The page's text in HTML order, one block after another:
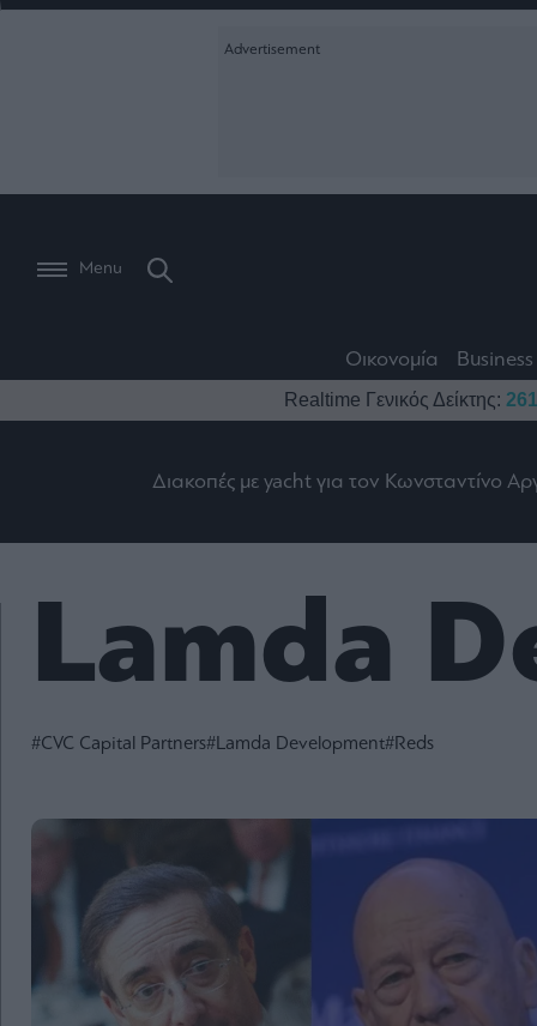
Menu
Οικονομία Business
Ναυτιλία
Law
Bloomberg
Room
My
Story
Επι-
Today
Mononews2030
&
Design
Fashion
Watches
Yachts
Table
For
The
Value
Crypto
Branded
Mononews100
ΕΓΓΡΑΦΗ
out at any time. This
protected by
mononews.gr
reserved
Realtime Γενικός Δείκτης:
Διακοπές με yacht για τον Κωνσταντίνο
Lamda
#CVC Capital Partners#Lamda Development#Reds